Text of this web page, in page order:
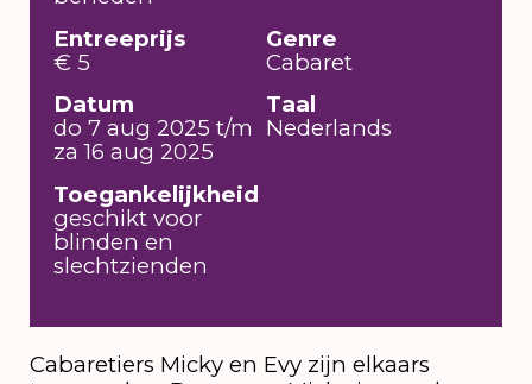
Entreeprijs
€ 5
Genre
Cabaret
Datum
do 7 aug 2025 t/m
za 16 aug 2025
Taal
Nederlands
Toegankelijkheid
geschikt voor
blinden en
slechtzienden
Cabaretiers Micky en Evy zijn elkaars